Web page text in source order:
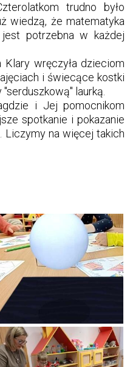
trudno było
wiedzą, że matematyka
potrzebna w każdej
Klary wręczyła dzieciom
i świecące kostki
laurką.
i Jej pomocnikom
spotkanie i pokazanie
Liczymy na więcej takich